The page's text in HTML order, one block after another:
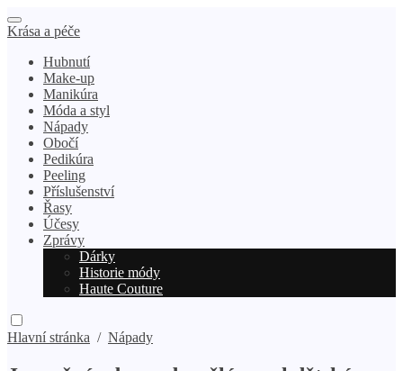
Krása a péče
Hubnutí
Make-up
Manikúra
Móda a styl
Nápady
Obočí
Pedikúra
Peeling
Příslušenství
Řasy
Účesy
Zprávy
Dárky
Historie módy
Haute Couture
Hlavní stránka / Nápady